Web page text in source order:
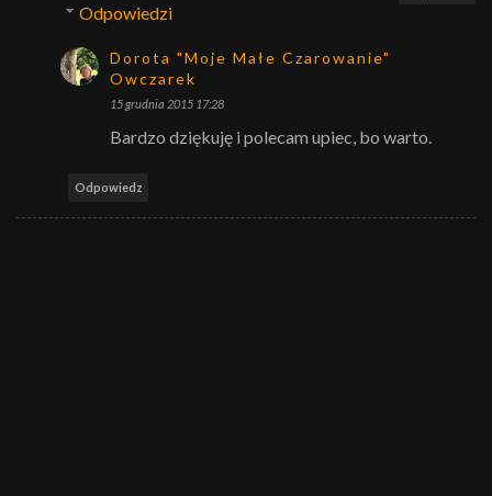
Odpowiedzi
Dorota "Moje Małe Czarowanie"
Owczarek
15 grudnia 2015 17:28
Bardzo dziękuję i polecam upiec, bo warto.
Odpowiedz